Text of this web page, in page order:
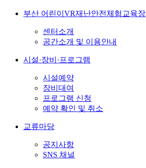
부산 어린이VR재난안전체험교육장
센터소개
공간소개 및 이용안내
시설·장비·프로그램
시설예약
장비대여
프로그램 신청
예약 확인 및 취소
교류마당
공지사항
SNS 채널